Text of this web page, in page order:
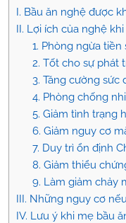
I. Bầu ăn nghệ được
II. Lợi ích của nghệ
1. Phòng ngừa tiền
2. Tốt cho sự phát
3. Tăng cường sức
4. Phòng chống
5. Giảm tình trạng
6. Giảm nguy cơ
7. Duy trì ổn định
8. Giảm thiểu
9. Làm giảm chảy
III. Những nguy cơ
IV. Lưu ý khi mẹ bầu